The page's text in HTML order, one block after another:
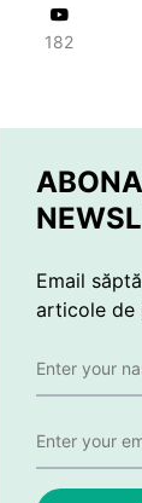
182
Email
articole de